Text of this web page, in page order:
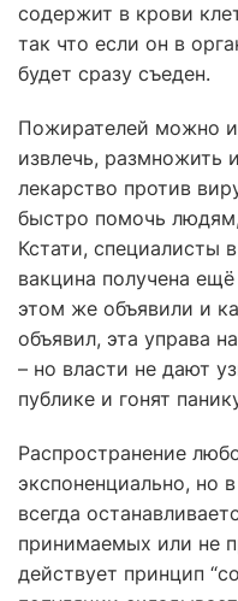
содержит в крови
так что если он в
будет сразу съеден.
Пожирателей можно
извлечь, размножить
лекарство против
быстро помочь
Кстати, специалисты
вакцина получена
этом же объявили и
объявил, эта управа
– но власти не дают
публике и гонят
Распространение
экспоненциально, но
всегда
принимаемых или не
действует принцип